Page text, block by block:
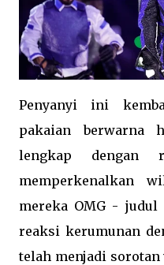
Penyanyi ini
pakaian berwarna
lengkap
memperkenalkan
mereka OMG - judul
reaksi kerumunan
telah menjadi